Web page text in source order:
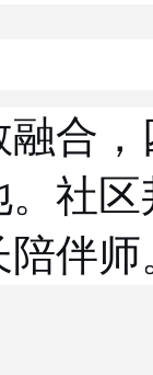
合
社
陪伴师